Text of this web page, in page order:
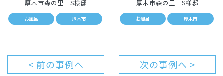
厚木市森の里 S様邸
お風呂 厚木市
厚木市森の里 S様邸
お風呂 厚木市
< 前の事例へ
次の事例へ >